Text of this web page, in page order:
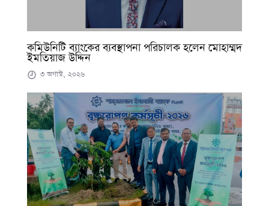
কমিউনিটি ব্যাংকের ব্যবস্থাপনা পরিচালক হলেন মোহাম্মদ
ইমতিয়াজ উদ্দিন
৩ অগাস্ট, ২০২৬